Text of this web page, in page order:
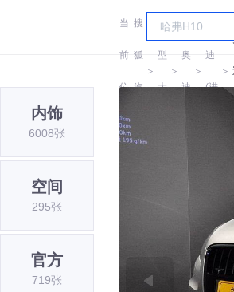
当
前
位
置:
搜
狐
汽
＞
车
型
大
＞
奥
迪
＞
迪
(进
＞
内饰
6008张
空间
295张
官方
719张